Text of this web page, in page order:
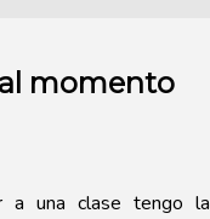
momento
a una clase tengo la